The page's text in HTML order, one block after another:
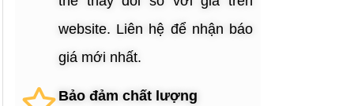
website. Liên hệ để nhận báo
giá mới nhất.
Bảo đảm chất lượng